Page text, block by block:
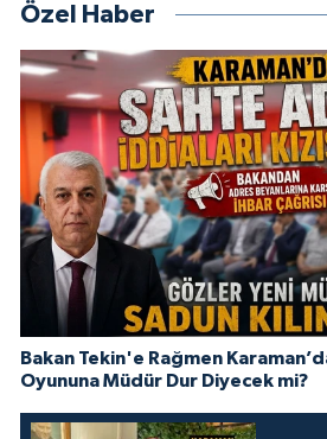
Özel Haber
Bakan Tekin'e Rağmen
Oyununa Müdür Dur Diyecek mi?